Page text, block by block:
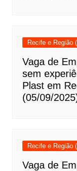
Recife e Região
Vaga de
sem
Plast em
(05/09/
Recife e Região
Vaga de